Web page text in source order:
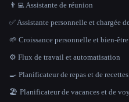
👨‍💻 Assistante de réunion
✅ Assistante personnelle et chargée
🌱 Croissance personnelle et bien-être
⚙️ Flux de travail et automatisation
🍳 Planificateur de repas et de recettes
🏖 Planificateur de vacances et de